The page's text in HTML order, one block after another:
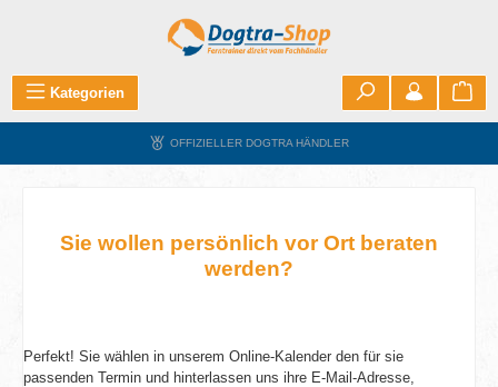
Zum Hauptinhalt springen
Kategorien
OFFIZIELLER DOGTRA HÄNDLER
Sie wollen persönlich vor Ort beraten
werden?
Perfekt! Sie wählen in unserem Online-Kalender den für sie
passenden Termin und hinterlassen uns ihre E-Mail-Ad­res­se,